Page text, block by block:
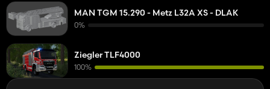
MAN TGM 15.290 - Metz L32A XS - DLAK
0%
Ziegler TLF4000
100%